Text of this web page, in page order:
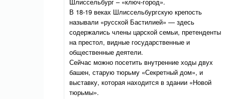
Шлиссельбург – «ключ-город».
В 18-19 веках Шлиссельбургскую крепость
называли «русской Бастилией» — здесь
содержались члены царской семьи, претенденты
на престол, видные государственные и
общественные деятели.
Сейчас можно посетить внутренние ходы двух
башен, старую тюрьму «Секретный дом», и
выставку, которая находится в здании «Новой
тюрьмы».